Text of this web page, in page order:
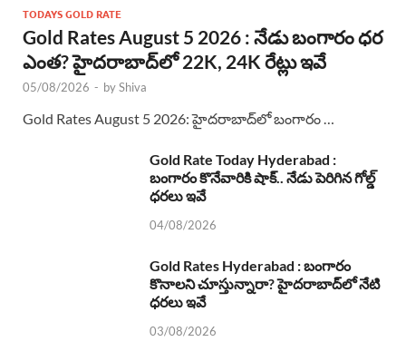
TODAYS GOLD RATE
Gold Rates August 5 2026 : నేడు బంగారం ధర
ఎంత? హైదరాబాద్‌లో 22K, 24K రేట్లు ఇవే
05/08/2026 - byShiva
Gold Rates August 5 2026: హైదరాబాద్‌లో బంగారం …
Gold Rate Today Hyderabad :
బంగారం కొనేవారికి షాక్.. నేడు పెరిగిన గోల్డ్
ధరలు ఇవే
04/08/2026
Gold Rates Hyderabad : బంగారం
కొనాలని చూస్తున్నారా? హైదరాబాద్‌లో నేటి
ధరలు ఇవే
03/08/2026